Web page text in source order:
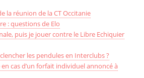
la réunion de la CT Occitanie
: questions de Elo
puis je jouer contre le Libre Echiquier
les pendules en Interclubs ?
cas d’un forfait individuel annoncé à